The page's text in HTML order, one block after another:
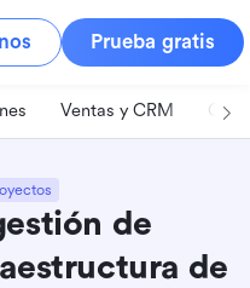
Prueba gratis
Ventas y CRM
de
de